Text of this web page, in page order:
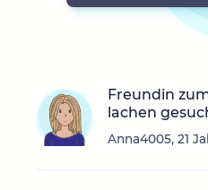
Freundin
lachen
Anna4005, 21